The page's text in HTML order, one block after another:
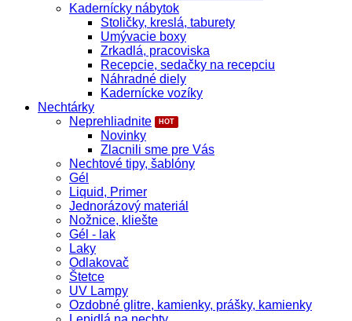
Kadernícky nábytok
Stoličky, kreslá, taburety
Umývacie boxy
Zrkadlá, pracoviska
Recepcie, sedačky na recepciu
Náhradné diely
Kadernícke vozíky
Nechtárky
Neprehliadnite
Novinky
Zlacnili sme pre Vás
Nechtové tipy, šablóny
Gél
Liquid, Primer
Jednorázový materiál
Nožnice, kliešte
Gél - lak
Laky
Odlakovač
Štetce
UV Lampy
Ozdobné glitre, kamienky, prášky, kamienky